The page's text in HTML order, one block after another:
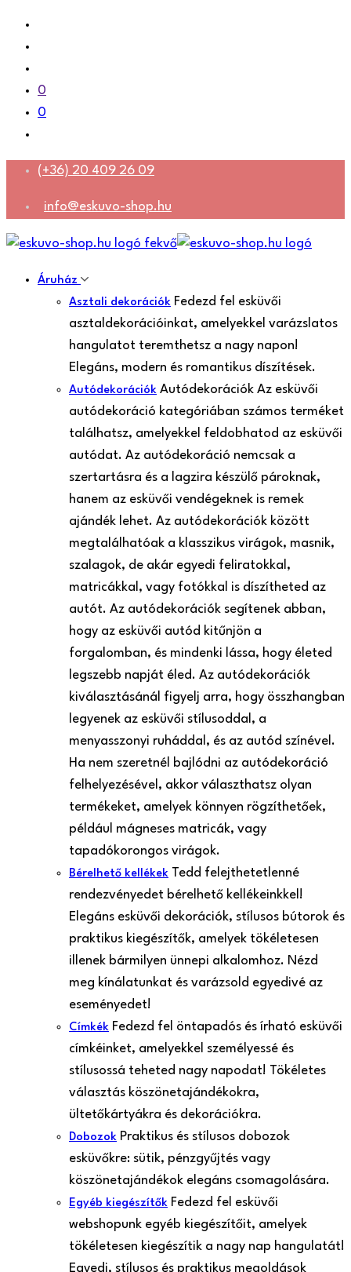
0
0
(+36) 20 409 26 09
info@eskuvo-shop.hu
Áruház
Asztali dekorációk Fedezd fel esküvői
asztaldekorációinkat, amelyekkel varázslatos
hangulatot teremthetsz a nagy napon!
Elegáns, modern és romantikus díszítések.
Autódekorációk Autódekorációk Az esküvői
autódekoráció kategóriában számos terméket
találhatsz, amelyekkel feldobhatod az esküvői
autódat. Az autódekoráció nemcsak a
szertartásra és a lagzira készülő pároknak,
hanem az esküvői vendégeknek is remek
ajándék lehet. Az autódekorációk között
megtalálhatóak a klasszikus virágok, masnik,
szalagok, de akár egyedi feliratokkal,
matricákkal, vagy fotókkal is díszítheted az
autót. Az autódekorációk segítenek abban,
hogy az esküvői autód kitűnjön a
forgalomban, és mindenki lássa, hogy életed
legszebb napját éled. Az autódekorációk
kiválasztásánál figyelj arra, hogy összhangban
legyenek az esküvői stílusoddal, a
menyasszonyi ruháddal, és az autód színével.
Ha nem szeretnél bajlódni az autódekoráció
felhelyezésével, akkor választhatsz olyan
termékeket, amelyek könnyen rögzíthetőek,
például mágneses matricák, vagy
tapadókorongos virágok.
Bérelhető kellékek Tedd felejthetetlenné
rendezvényedet bérelhető kellékeinkkel!
Elegáns esküvői dekorációk, stílusos bútorok és
praktikus kiegészítők, amelyek tökéletesen
illenek bármilyen ünnepi alkalomhoz. Nézd
meg kínálatunkat és varázsold egyedivé az
eseményedet!
Címkék Fedezd fel öntapadós és írható esküvői
címkéinket, amelyekkel személyessé és
stílusossá teheted nagy napodat! Tökéletes
választás köszönetajándékokra,
ültetőkártyákra és dekorációkra.
Dobozok Praktikus és stílusos dobozok
esküvőkre: sütik, pénzgyűjtés vagy
köszönetajándékok elegáns csomagolására.
Egyéb kiegészítők Fedezd fel esküvői
webshopunk egyéb kiegészítőit, amelyek
tökéletesen kiegészítik a nagy nap hangulatát!
Egyedi, stílusos és praktikus megoldások